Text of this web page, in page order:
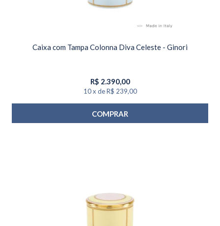
Caixa com Tampa Colonna Diva Celeste - Ginori
R$ 2.390,00
10 x de R$ 239,00
COMPRAR